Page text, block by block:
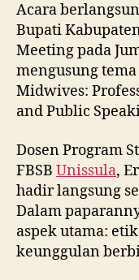
Acara
Bupati
Meeting pada
mengusung
Midwives:
and Public
Dosen Program
FBSB Unissula,
hadir langsung
Dalam
aspek utama:
keunggulan